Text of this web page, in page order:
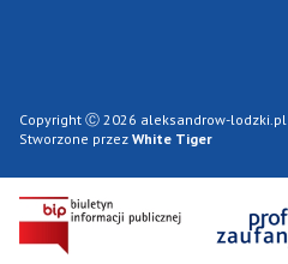
Copyright Ⓒ 2026 aleksandrow-lodzki.pl
Stworzone przez White Tiger